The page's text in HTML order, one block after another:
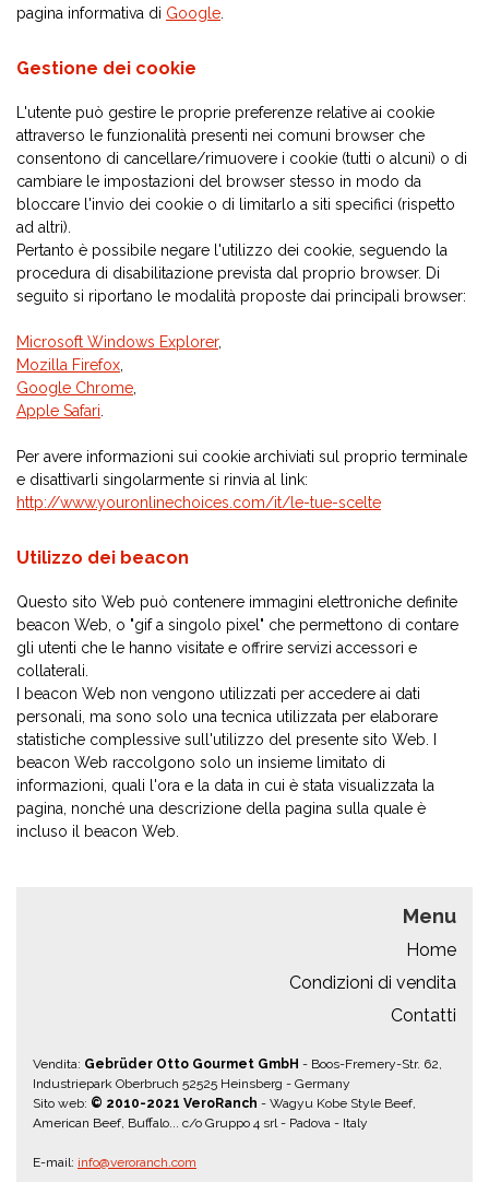
pagina informativa di Google
Gestione dei cookie
L'utente può gestire le proprie preferenze relative ai cookie
attraverso le funzionalità presenti nei comuni browser che
consentono di cancellare/rimuovere i cookie (tutti o alcuni) o di
cambiare le impostazioni del browser stesso in modo da
bloccare l'invio dei cookie o di limitarlo a siti specifici (rispetto
ad altri).
Pertanto è possibile negare l'utilizzo dei cookie, seguendo la
procedura di disabilitazione prevista dal proprio browser. Di
seguito si riportano le modalità proposte dai principali browser:
Microsoft Windows Explorer,
Mozilla Firefox
Google Chrome
Apple Safari
Per avere informazioni sui cookie archiviati sul proprio terminale
e disattivarli singolarmente si rinvia al link:
http://www.youronlinechoices.com/it/le-tue-scelte
Utilizzo dei beacon
Questo sito Web può contenere immagini elettroniche definite
beacon Web, o "gif a singolo pixel" che permettono di contare
gli utenti che le hanno visitate e offrire servizi accessori e
collaterali.
I beacon Web non vengono utilizzati per accedere ai dati
personali, ma sono solo una tecnica utilizzata per elaborare
statistiche complessive sull'utilizzo del presente sito Web. I
beacon Web raccolgono solo un insieme limitato di
informazioni, quali l'ora e la data in cui è stata visualizzata la
pagina, nonché una descrizione della pagina sulla quale è
incluso il beacon Web.
Menu
Home
Condizioni di vendita
Contatti
Vendita: Gebrüder Otto Gourmet GmbH - Boos-Fremery-Str. 62,
Industriepark Oberbruch 52525 Heinsberg - Germany
Sito web: © 2010-2021 VeroRanch - Wagyu Kobe Style Beef,
American Beef, Buffalo... c/o Gruppo 4 srl - Padova - Italy
E-mail: info@veroranch.com